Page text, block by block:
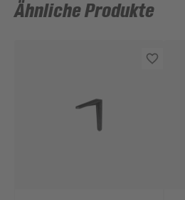
Ähnliche Produkte